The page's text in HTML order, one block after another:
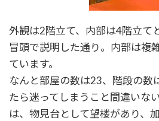
外観は2階立て、内部は4階立て
冒頭で説明した通り。内部は複
ています。
なんと部屋の数は23、階段の数
たら迷ってしまうこと間違いな
は、物見台として望楼があり、